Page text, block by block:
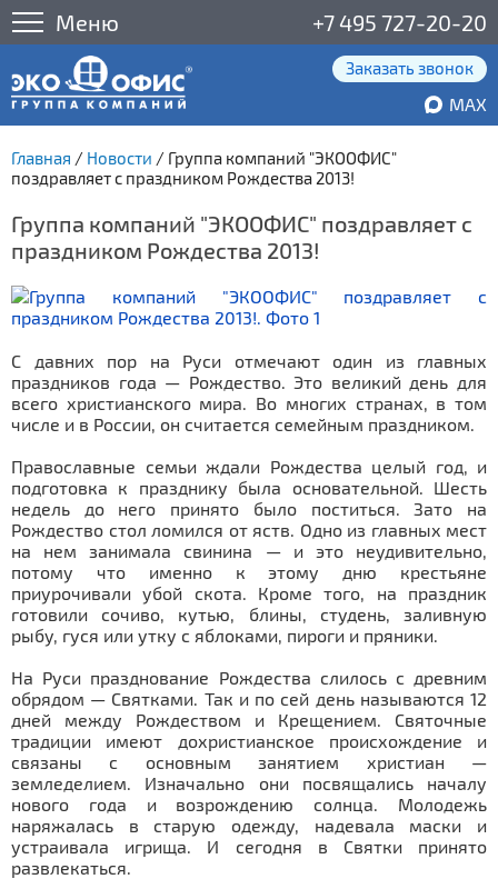
Меню +7 495 727-20-20
Заказать звонок
MAX
Главная / Новости / Группа компаний "ЭКООФИС"
поздравляет с праздником Рождества 2013!
Группа компаний "ЭКООФИС" поздравляет с
праздником Рождества 2013!
С давних пор на Руси отмечают один из главных
праздников года — Рождество. Это великий день для
всего христианского мира. Во многих странах, в том
числе и в России, он считается семейным праздником.
Православные семьи ждали Рождества целый год, и
подготовка к празднику была основательной. Шесть
недель до него принято было поститься. Зато на
Рождество стол ломился от яств. Одно из главных мест
на нем занимала свинина — и это неудивительно,
потому что именно к этому дню крестьяне
приурочивали убой скота. Кроме того, на праздник
готовили сочиво, кутью, блины, студень, заливную
рыбу, гуся или утку с яблоками, пироги и пряники.
На Руси празднование Рождества слилось с древним
обрядом — Святками. Так и по сей день называются 12
дней между Рождеством и Крещением. Святочные
традиции имеют дохристианское происхождение и
связаны с основным занятием христиан —
земледелием. Изначально они посвящались началу
нового года и возрождению солнца. Молодежь
наряжалась в старую одежду, надевала маски и
устраивала игрища. И сегодня в Святки принято
развлекаться.